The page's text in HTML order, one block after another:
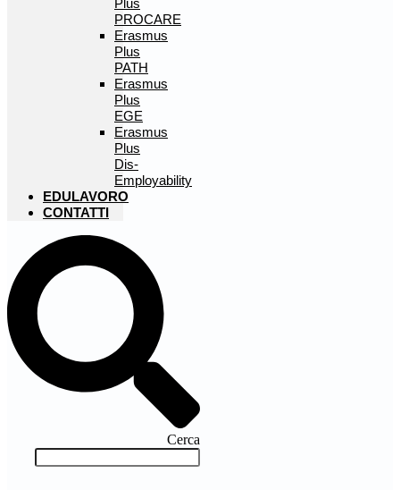
Plus
PROCARE
Erasmus
Plus
PATH
Erasmus
Plus
EGE
Erasmus
Plus
Dis-
Employability
EDULAVORO
CONTATTI
Cerca